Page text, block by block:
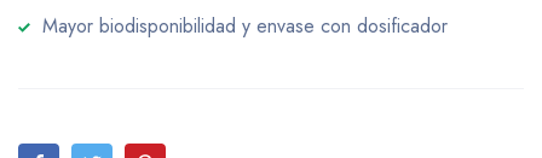
Mayor biodisponibilidad y envase con dosificador